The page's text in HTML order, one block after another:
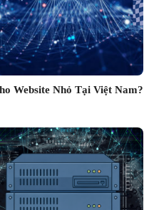
Website Nhỏ Tại Việt Nam?